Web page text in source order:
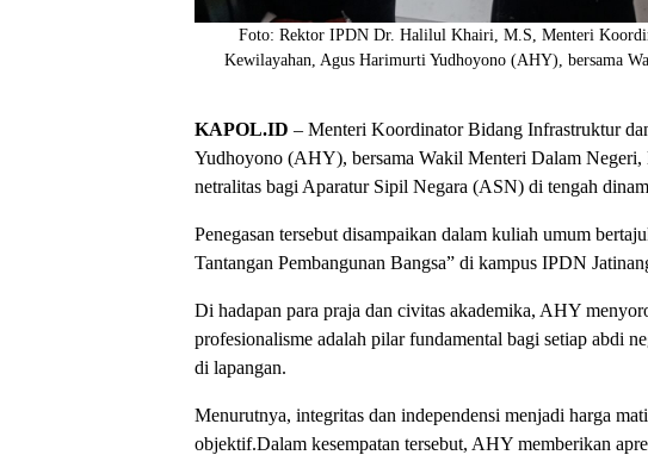
Foto: Rektor IPDN Dr. Halilul Khairi, M.S, Menteri
Kewilayahan, Agus Harimurti Yudhoyono (AHY), bersama
KAPOL.ID – Menteri Koordinator Bidang Infrastruktur
Yudhoyono (AHY), bersama Wakil Menteri Dalam Negeri,
netralitas bagi Aparatur Sipil Negara (ASN) di tengah
Penegasan tersebut disampaikan dalam kuliah umum
Tantangan Pembangunan Bangsa” di kampus IPDN
Di hadapan para praja dan civitas akademika, AHY
profesionalisme adalah pilar fundamental bagi setiap abdi
di lapangan.
Menurutnya, integritas dan independensi menjadi harga
objektif.​Dalam kesempatan tersebut, AHY memberikan